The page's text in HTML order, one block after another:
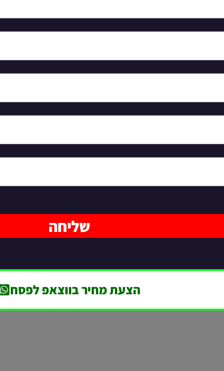
שליחה
הצעת מחיר בווצאפ לפסח